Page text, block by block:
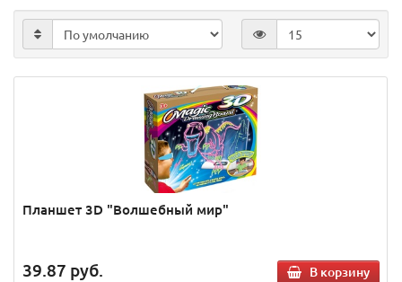
Планшет 3D "Волшебный мир"
39.87 руб. В корзину